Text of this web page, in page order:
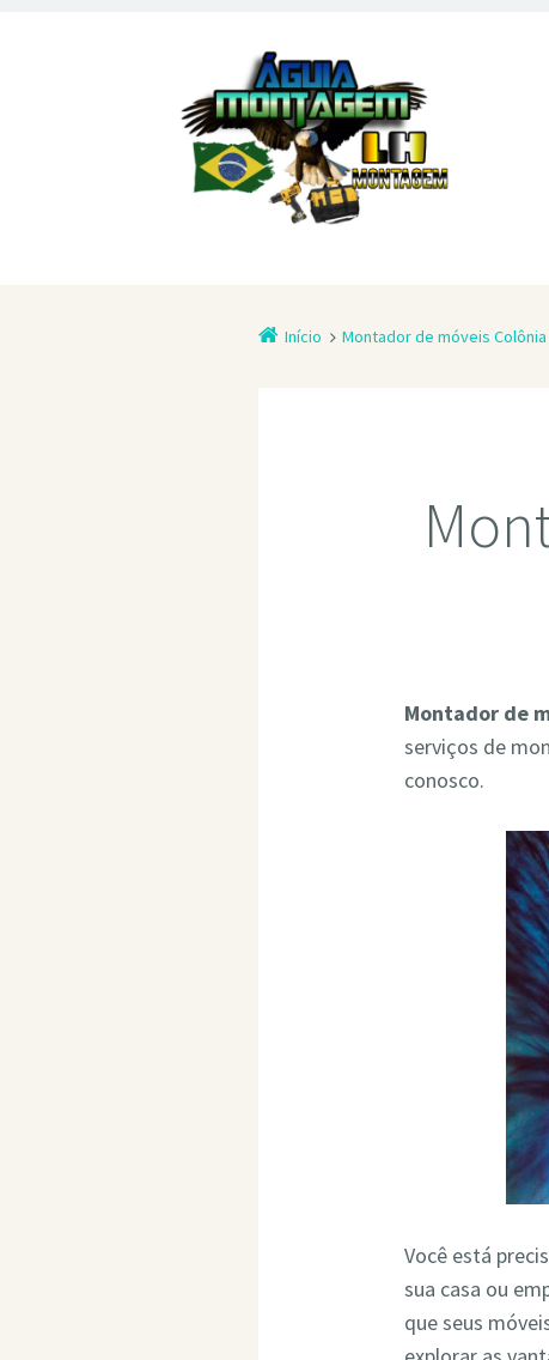
Início Montador de móveis
Montador de
serviços de
conosco.
Você está
sua casa ou
que seus